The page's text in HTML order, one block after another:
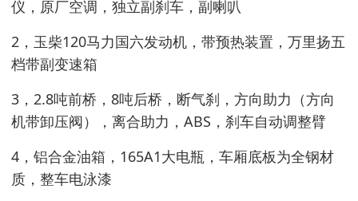
仪，原厂空调，独立副刹车，副喇叭
2，玉柴120马力国六发动机，带预热装置，万里扬五
档带副变速箱
3，2.8吨前桥，8吨后桥，断气刹，方向助力（方向
机带卸压阀），离合助力，ABS，刹车自动调整臂
4，铝合金油箱，165A1大电瓶，车厢底板为全钢材
质，整车电泳漆